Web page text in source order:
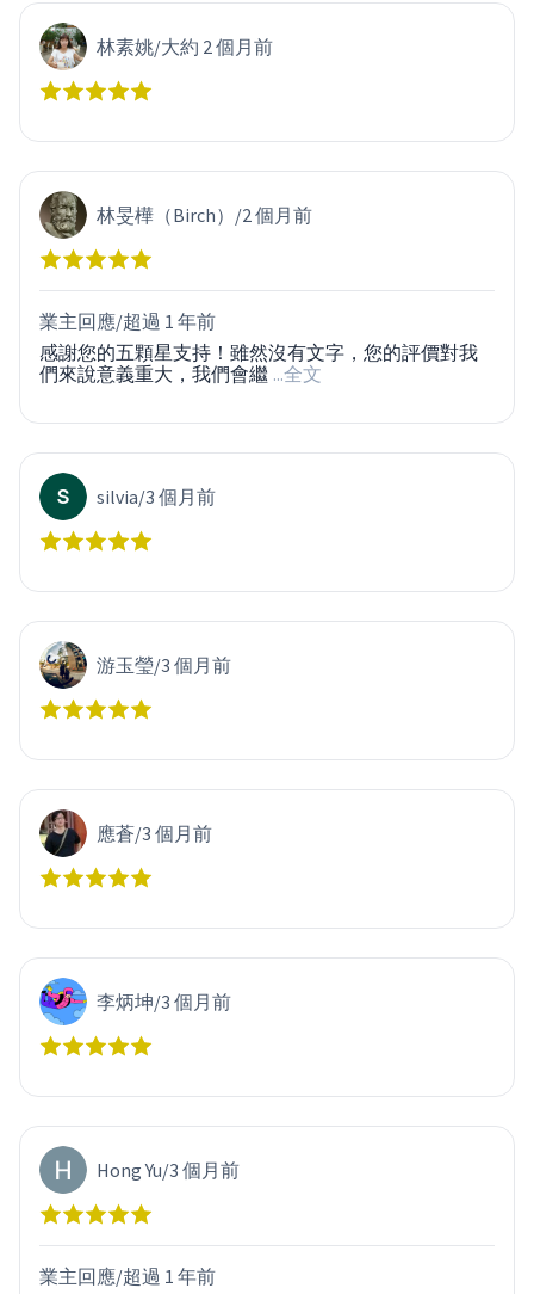
林素姚/大約 2 個月前
林旻樺（Birch） /2 個月前
業主回應/超過 1 年前
感謝您的五顆星支持！雖然沒有文字，您的評價對我
們來說意義重大，我們會繼 ...全文
silvia/3 個月前
游玉瑩/3 個月前
應蒼/3 個月前
李炳坤/3 個月前
Hong Yu/3 個月前
業主回應/超過 1 年前